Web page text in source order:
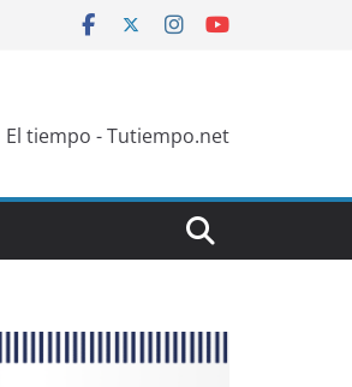
El tiempo - Tutiempo.net